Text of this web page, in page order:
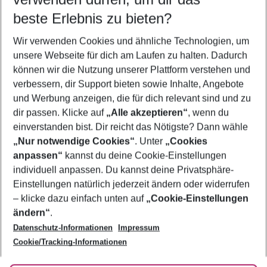
5-8 Nächte
2 Erwachsene Keine Kinder
Mehr Filter anzeigen
Footer
Footer navigation
Über uns
AGB
Bestpreisgarantie
Cookie-Einstellungen ändern
Cookie-Richtlinie
Agenturbetreuung
Barrierefreies Reisen
Folge uns
beste Erlebnis zu bieten?
Wir verwenden Cookies und ähnliche Technologien, um
unsere Webseite für dich am Laufen zu halten. Dadurch
können wir die Nutzung unserer Plattform verstehen und
verbessern, dir Support bieten sowie Inhalte, Angebote
und Werbung anzeigen, die für dich relevant sind und zu
dir passen. Klicke auf „Alle akzeptieren“, wenn du
einverstanden bist. Dir reicht das Nötigste? Dann wähle
„Nur notwendige Cookies“. Unter „Cookies
anpassen“ kannst du deine Cookie-Einstellungen
individuell anpassen. Du kannst deine Privatsphäre-
Einstellungen natürlich jederzeit ändern oder widerrufen
– klicke dazu einfach unten auf „Cookie-Einstellungen
ändern“.
Datenschutz-Informationen
Impressum
Cookie/Tracking-Informationen